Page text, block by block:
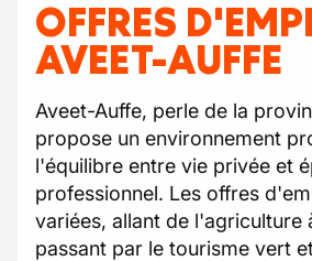
OFFRES
AVEET-AUFFE
Aveet-Auffe, perle de la
propose un environnement
l'équilibre entre vie privée et
professionnel. Les offres
variées, allant de l'agriculture
passant par le tourisme vert